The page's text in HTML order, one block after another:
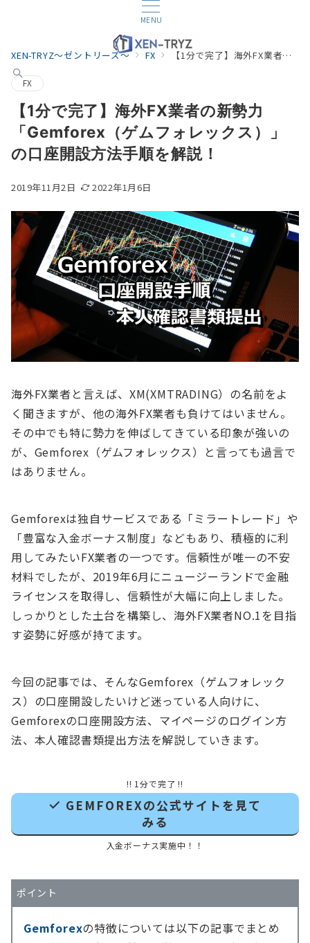
MENU
XEN-TRYZ～ゼントリーズ～ FX 【1分で完了】海外FX業者の新勢力「Gemforex（ゲムフォレックス）」の口座開設方法手順を解説！
FX
【1分で完了】海外FX業者の新勢力
「Gemforex（ゲムフォレックス）」
の口座開設方法手順を解説！
2019年11月2日 2022年1月6日
海外FX業者と言えば、XM(XMTRADING）の名前をよ
く聞きますが、他の海外FX業者も負けてはいません。
その中でも特に勢力を伸ばしてきている印象が強いの
が、Gemforex（ゲムフォレックス）と言っても過言で
はありません。
Gemforexは独自サービスである「ミラートレード」や
「豊富な入金ボーナス制度」などもあり、積極的に利
用してみたいFX業者の一つです。信頼性が唯一の不安
材料でしたが、2019年6月にニュージーランドで金融
ライセンスを取得し、信頼性が大幅に向上しました。
しっかりとした土台を構築し、海外FX業者NO.1を目指
す姿勢に好感が持てます。
今回の記事では、そんなGemforex（ゲムフォレック
ス）の口座開設したいけど迷っている人向けに、
Gemforexの口座開設方法、マイページのログイン方
法、本人確認書類提出方法を解説していきます。
!! 1分で完了 !!
GEMFOREXの公式サイトを見て
みる
入金ボーナス実施中！！
ポイント
Gemforexの特徴については以下の記事でまとめ